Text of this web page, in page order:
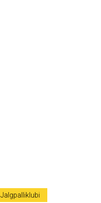
Jalgpalliklubi